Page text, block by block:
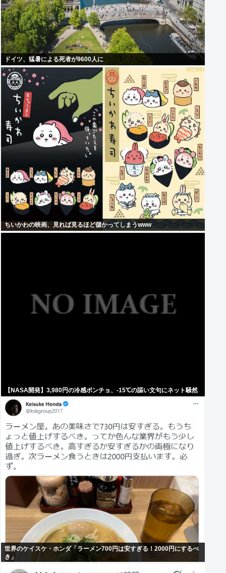
ドイツ、猛暑による死者が9600人に
ちいかわの映画、見れば見るほど儲かってしまうwww
【NASA開発】3,980円の冷感ポンチョ、-15℃の謳い文句にネット騒然
世界のケイスケ・ホンダ「ラーメン700円は安すぎる！2000円にするべ
き」